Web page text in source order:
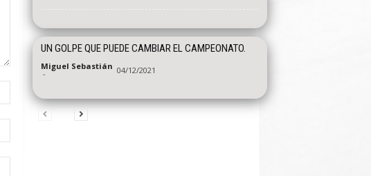
UN GOLPE QUE PUEDE CAMBIAR EL CAMPEONATO.
Miguel Sebastián
- 04/12/2021